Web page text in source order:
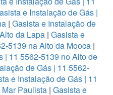
e Instalação de Gás |
| Gasista e Instalação de
da Lapa| Gasista e
5139 na Alto da Mooca|
| 11 5562-5139 no Alto de
de Gás | 11 5562-
e Instalação de Gás | 11
Paulista | Gasista e